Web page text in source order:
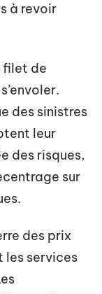
à revoir
filet de
des sinistres
leur
des risques,
sur
des prix
les services